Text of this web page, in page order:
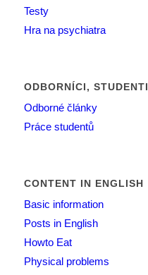
Testy
Hra na psychiatra
ODBORNÍCI, STUDENTI
Odborné články
Práce studentů
CONTENT IN ENGLISH
Basic information
Posts in English
Howto Eat
Physical problems